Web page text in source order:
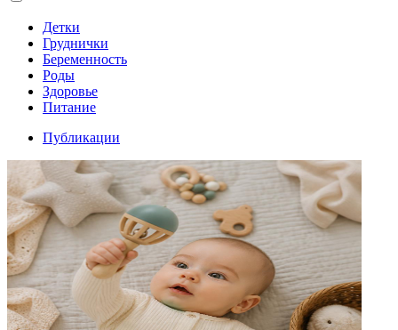
Детки
Груднички
Беременность
Роды
Здоровье
Питание
Публикации